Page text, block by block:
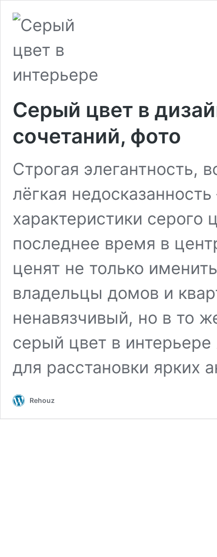
Серый цвет в
сочетаний, фото
Строгая элегантность,
лёгкая
характеристики серого
последнее время в
ценят не только
владельцы домов и
ненавязчивый, но в то
серый цвет в
для расстановки ярких
Rehouz